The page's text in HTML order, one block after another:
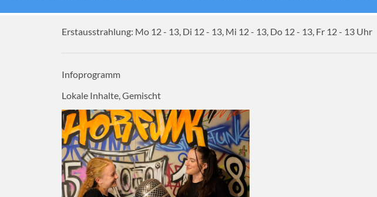
Erstausstrahlung: Mo 12 - 13, Di 12 - 13, Mi 12 - 13, Do 12 - 13, Fr 12 - 13Uhr
Infoprogramm
Lokale Inhalte, Gemischt